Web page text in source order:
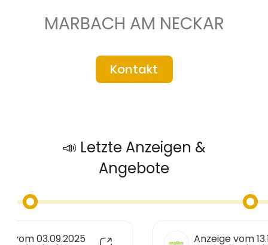
MARBACH AM NECKAR
Kontakt